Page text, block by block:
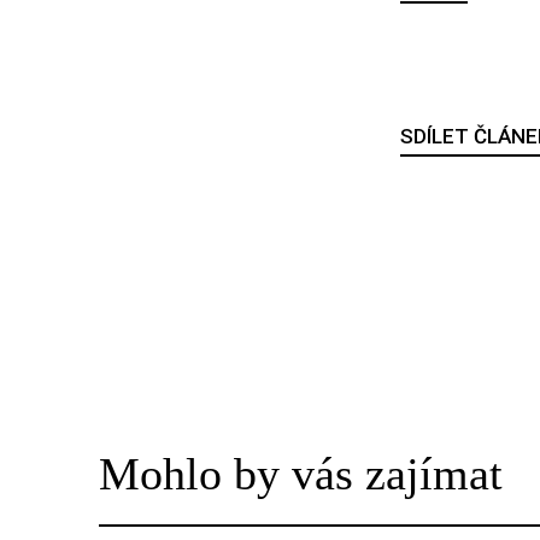
SDÍLET
Mohlo by vás zajímat